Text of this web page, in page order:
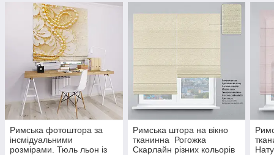
Римська фотоштора за
інсмідуальними
розмірами. Тюль льон із
Римська штора на вікно
тканинна Рогожка
Скарлайн різних кольорів